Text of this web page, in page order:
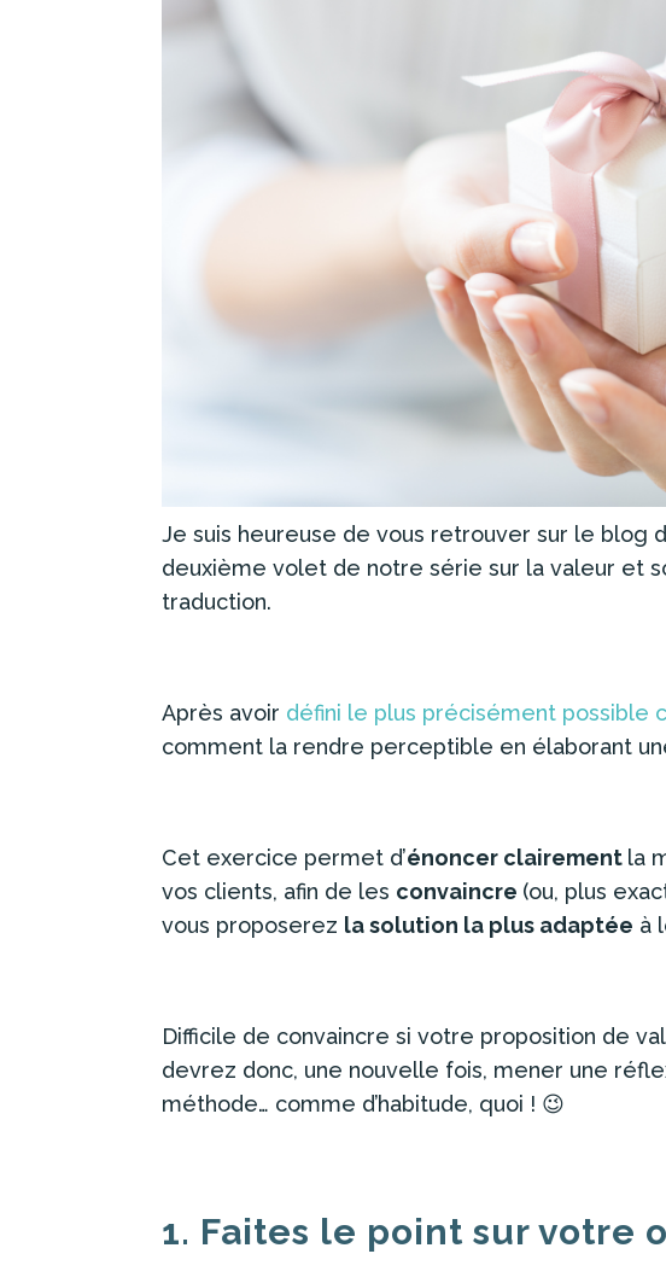
Je suis heureuse de vous retrouver sur le blog
deuxième volet de notre série sur la valeur et
traduction.
Après avoir défini le plus précisément possible
comment la rendre perceptible en élaborant
Cet exercice permet d’énoncer clairement la
vos clients, afin de les convaincre (ou, plus
vous proposerez la solution la plus adaptée à
Difficile de convaincre si votre proposition de
devrez donc, une nouvelle fois, mener une
méthode… comme d’habitude, quoi ! 😉
1. Faites le point sur votre